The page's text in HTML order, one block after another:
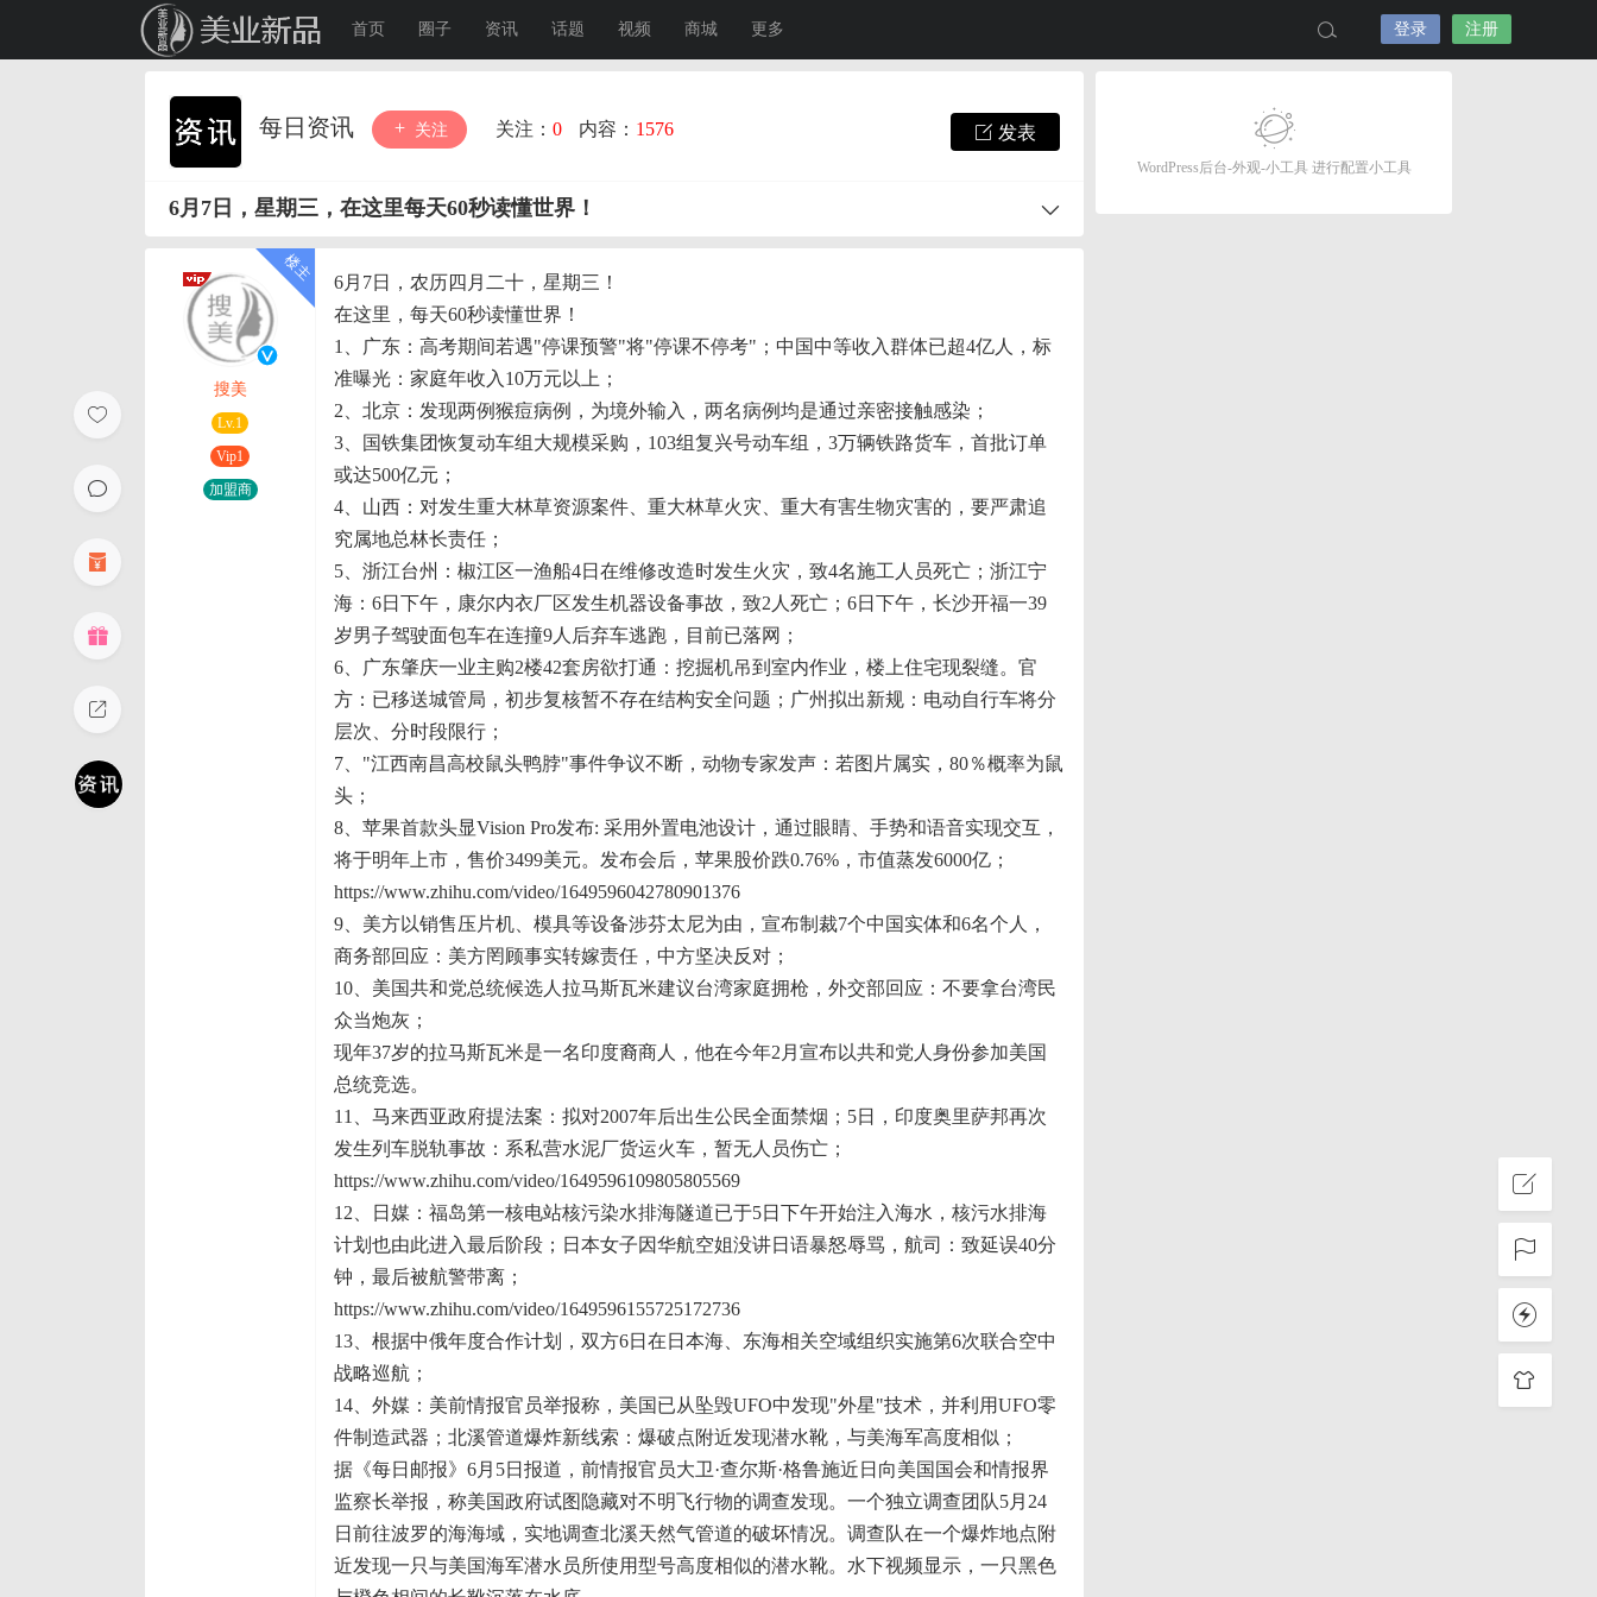
首页 圈子 资讯 话题 视频 商城 更多 登录 注册
每日资讯 关注 关注： 0 内容： 1576 发表
6月7日，星期三，在这里每天60秒读懂世界！
搜美
Lv.1
Vip1
加盟商
6月7日，农历四月二十，星期三！
在这里，每天60秒读懂世界！
1、广东：高考期间若遇"停课预警"将"停课不停考"；中国中等收入群体已超4亿人，标
准曝光：家庭年收入10万元以上；
2、北京：发现两例猴痘病例，为境外输入，两名病例均是通过亲密接触感染；
3、国铁集团恢复动车组大规模采购，103组复兴号动车组，3万辆铁路货车，首批订单
或达500亿元；
4、山西：对发生重大林草资源案件、重大林草火灾、重大有害生物灾害的，要严肃追
究属地总林长责任；
5、浙江台州：椒江区一渔船4日在维修改造时发生火灾，致4名施工人员死亡；浙江宁
海：6日下午，康尔内衣厂区发生机器设备事故，致2人死亡；6日下午，长沙开福一39
岁男子驾驶面包车在连撞9人后弃车逃跑，目前已落网；
6、广东肇庆一业主购2楼42套房欲打通：挖掘机吊到室内作业，楼上住宅现裂缝。官
方：已移送城管局，初步复核暂不存在结构安全问题；广州拟出新规：电动自行车将分
层次、分时段限行；
7、"江西南昌高校鼠头鸭脖"事件争议不断，动物专家发声：若图片属实，80％概率为鼠
头；
8、苹果首款头显Vision Pro发布: 采用外置电池设计，通过眼睛、手势和语音实现交互，
将于明年上市，售价3499美元。发布会后，苹果股价跌0.76%，市值蒸发6000亿；
https://www.zhihu.com/video/1649596042780901376
9、美方以销售压片机、模具等设备涉芬太尼为由，宣布制裁7个中国实体和6名个人，
商务部回应：美方罔顾事实转嫁责任，中方坚决反对；
10、美国共和党总统候选人拉马斯瓦米建议台湾家庭拥枪，外交部回应：不要拿台湾民
众当炮灰；
现年37岁的拉马斯瓦米是一名印度裔商人，他在今年2月宣布以共和党人身份参加美国
总统竞选。
11、马来西亚政府提法案：拟对2007年后出生公民全面禁烟；5日，印度奥里萨邦再次
发生列车脱轨事故：系私营水泥厂货运火车，暂无人员伤亡；
https://www.zhihu.com/video/1649596109805805569
12、日媒：福岛第一核电站核污染水排海隧道已于5日下午开始注入海水，核污水排海
计划也由此进入最后阶段；日本女子因华航空姐没讲日语暴怒辱骂，航司：致延误40分
钟，最后被航警带离；
https://www.zhihu.com/video/1649596155725172736
13、根据中俄年度合作计划，双方6日在日本海、东海相关空域组织实施第6次联合空中
战略巡航；
14、外媒：美前情报官员举报称，美国已从坠毁UFO中发现"外星"技术，并利用UFO零
件制造武器；北溪管道爆炸新线索：爆破点附近发现潜水靴，与美海军高度相似；
据《每日邮报》6月5日报道，前情报官员大卫·查尔斯·格鲁施近日向美国国会和情报界
监察长举报，称美国政府试图隐藏对不明飞行物的调查发现。一个独立调查团队5月24
日前往波罗的海海域，实地调查北溪天然气管道的破坏情况。调查队在一个爆炸地点附
近发现一只与美国海军潜水员所使用型号高度相似的潜水靴。水下视频显示，一只黑色
WordPress后台-外观-小工具 进行配置小工具